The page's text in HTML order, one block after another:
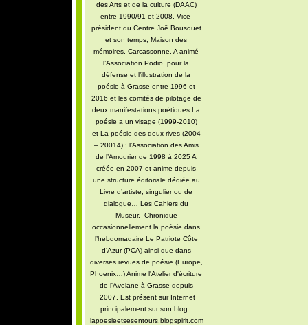
des Arts et de la culture (DAAC)
entre 1990/91 et 2008. Vice-
président du Centre Joë Bousquet
et son temps, Maison des
mémoires, Carcassonne. A animé
l’Association Podio, pour la
défense et l’illustration de la
poésie à Grasse entre 1996 et
2016 et les comités de pilotage de
deux manifestations poétiques La
poésie a un visage (1999-2010)
et La poésie des deux rives (2004
– 20014) ; l’Association des Amis
de l’Amourier de 1998 à 2025 A
créée en 2007 et anime depuis
une structure éditoriale dédiée au
Livre d’artiste, singulier ou de
dialogue… Les Cahiers du
Museur. Chronique
occasionnellement la poésie dans
l’hebdomadaire Le Patriote Côte
d’Azur (PCA) ainsi que dans
diverses revues de poésie (Europe,
Phoenix…) Anime l'Atelier d'écriture
de l'Avelane à Grasse depuis
2007. Est présent sur Internet
principalement sur son blog :
lapoesieetsesentours.blogspirit.com